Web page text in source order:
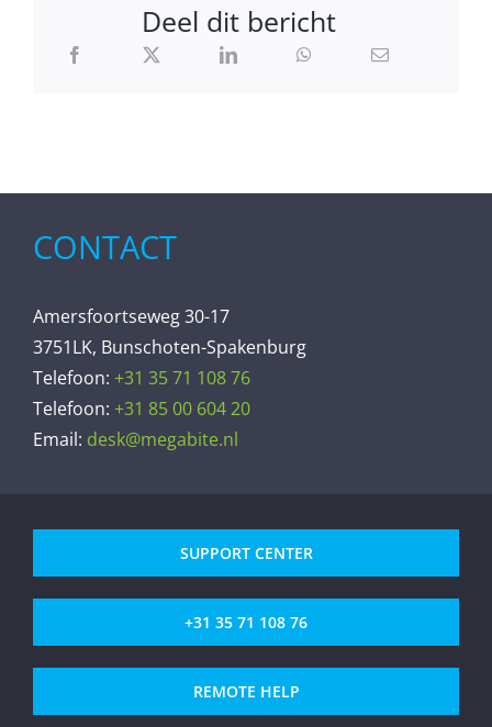
Deel dit bericht
CONTACT
Amersfoortseweg 30-17
3751LK, Bunschoten-Spakenburg
Telefoon: +31 35 71 108 76
Telefoon: +31 85 00 604 20
Email: desk@megabite.nl
SUPPORT CENTER
+31 35 71 108 76
REMOTE HELP